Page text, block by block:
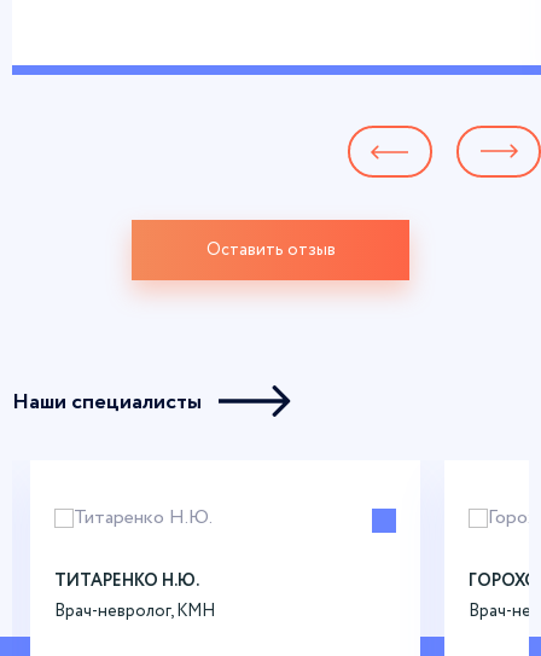
Оставить отзыв
Наши специалисты
ТИТАРЕНКО Н.Ю.
Врач-невролог, КМН
Врач-